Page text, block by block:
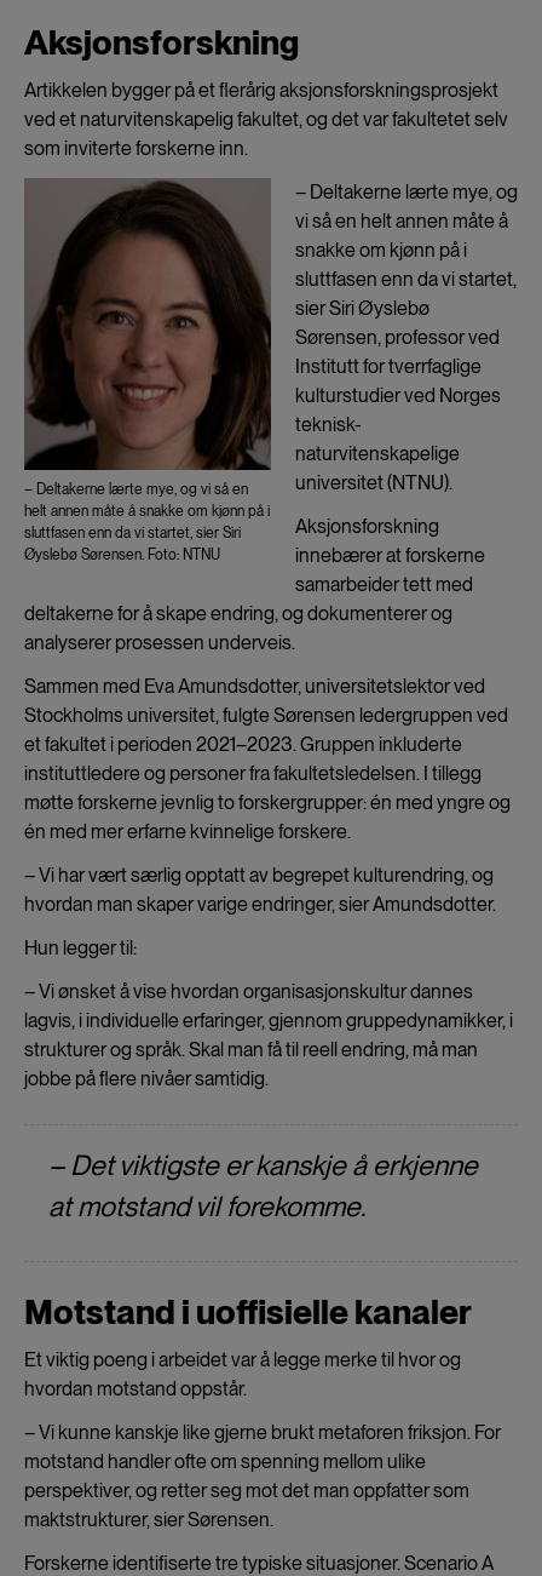
Aksjonsforskning
Artikkelen bygger på et flerårig aksjonsforskningsprosjekt
ved et naturvitenskapelig fakultet, og det var fakultetet selv
som inviterte forskerne inn.
– Deltakerne lærte mye, og vi så en
helt annen måte å snakke om kjønn på i
sluttfasen enn da vi startet, sier Siri
Øyslebø Sørensen. Foto: NTNU
– Deltakerne lærte mye, og
vi så en helt annen måte å
snakke om kjønn på i
sluttfasen enn da vi startet,
sier Siri Øyslebø
Sørensen, professor ved
Institutt for tverrfaglige
kulturstudier ved Norges
teknisk-
naturvitenskapelige
universitet (NTNU).
Aksjonsforskning
innebærer at forskerne
samarbeider tett med
deltakerne for å skape endring, og dokumenterer og
analyserer prosessen underveis.
Sammen med Eva Amundsdotter, universitetslektor ved
Stockholms universitet, fulgte Sørensen ledergruppen ved
et fakultet i perioden 2021–2023. Gruppen inkluderte
instituttledere og personer fra fakultetsledelsen. I tillegg
møtte forskerne jevnlig to forskergrupper: én med yngre og
én med mer erfarne kvinnelige forskere.
– Vi har vært særlig opptatt av begrepet kulturendring, og
hvordan man skaper varige endringer, sier Amundsdotter.
Hun legger til:
– Vi ønsket å vise hvordan organisasjonskultur dannes
lagvis, i individuelle erfaringer, gjennom gruppedynamikker, i
strukturer og språk. Skal man få til reell endring, må man
jobbe på flere nivåer samtidig.
– Det viktigste er kanskje å erkjenne
at motstand vil forekomme.
Motstand i uoffisielle kanaler
Et viktig poeng i arbeidet var å legge merke til hvor og
hvordan motstand oppstår.
– Vi kunne kanskje like gjerne brukt metaforen friksjon. For
motstand handler ofte om spenning mellom ulike
perspektiver, og retter seg mot det man oppfatter som
maktstrukturer, sier Sørensen.
Forskerne identifiserte tre typiske situasjoner. Scenario A